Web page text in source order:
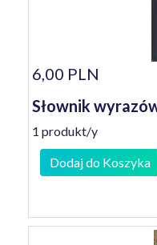
6,00 PLN
Słownik
1 produkt/y
Dodaj do Koszyka